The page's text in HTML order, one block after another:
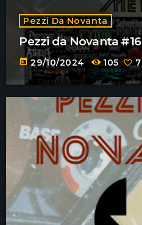
Pezzi Da Novanta
Pezzi da Novanta #16
today 29/10/2024 105 7